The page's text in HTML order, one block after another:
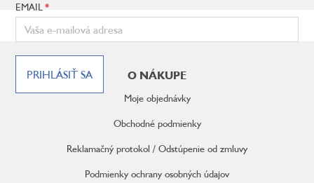
EMAIL
PRIHLÁSIŤ SA O NÁKUPE
Moje objednávky
Obchodné podmienky
Reklamačný protokol / Odstúpenie od zmluvy
Podmienky ochrany osobných údajov